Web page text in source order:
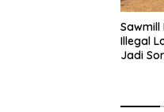
Illegal
Jadi